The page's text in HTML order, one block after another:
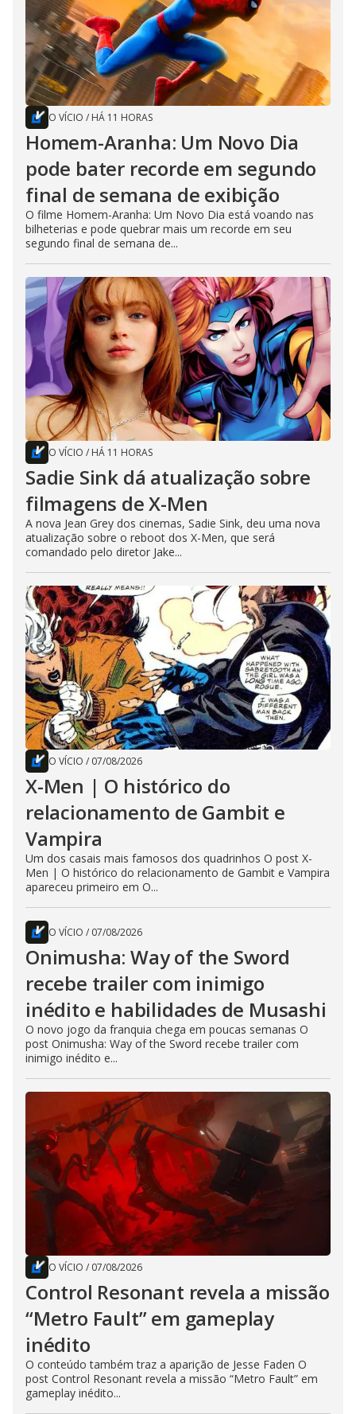
O VÍCIO / HÁ 11 HORAS
Homem-Aranha: Um Novo Dia
pode bater recorde em segundo
final de semana de exibição
O filme Homem-Aranha: Um Novo Dia está voando nas
bilheterias e pode quebrar mais um recorde em seu
segundo final de semana de...
O VÍCIO / HÁ 11 HORAS
Sadie Sink dá atualização sobre
filmagens de X-Men
A nova Jean Grey dos cinemas, Sadie Sink, deu uma nova
atualização sobre o reboot dos X-Men, que será
comandado pelo diretor Jake...
O VÍCIO / 07/08/2026
X-Men | O histórico do
relacionamento de Gambit e
Vampira
Um dos casais mais famosos dos quadrinhos O post X-
Men | O histórico do relacionamento de Gambit e Vampira
apareceu primeiro em O...
O VÍCIO / 07/08/2026
Onimusha: Way of the Sword
recebe trailer com inimigo
inédito e habilidades de Musashi
O novo jogo da franquia chega em poucas semanas O
post Onimusha: Way of the Sword recebe trailer com
inimigo inédito e...
O VÍCIO / 07/08/2026
Control Resonant revela a missão
“Metro Fault” em gameplay
inédito
O conteúdo também traz a aparição de Jesse Faden O
post Control Resonant revela a missão “Metro Fault” em
gameplay inédito...